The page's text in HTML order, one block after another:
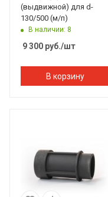
(выдвижной) для d-
130/500 (м/п)
В наличии: 8
9 300 руб./шт
В корзину